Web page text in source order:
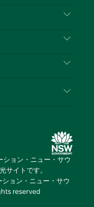
レ
ト
サウス・ウェール
ョン・ニュー・サウ
サイトです。
ション・ニュー・サウ
reserved